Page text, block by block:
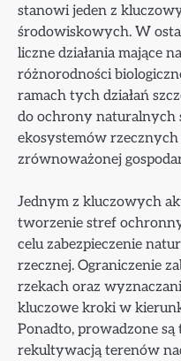
stanowi jeden z
środowiskowych. W
liczne działania mające
różnorodności
ramach tych działań
do ochrony naturalnych
ekosystemów
zrównoważonej
Jednym z kluczowych
tworzenie stref
celu zabezpieczenie
rzecznej. Ograniczenie
rzekach oraz
kluczowe kroki w
Ponadto, prowadzone są
rekultywacją terenów